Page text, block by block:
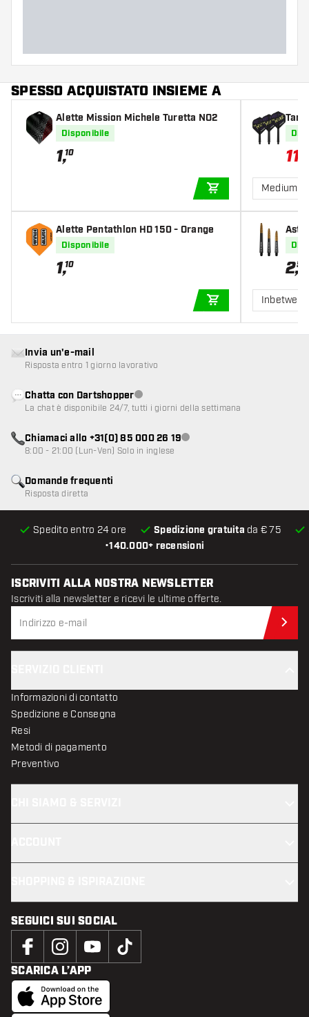
SPESSO ACQUISTATO INSIEME A
Alette Mission Michele Turetta NO2
Disponibile
1,10
AGGIUNGI AL
Alette Pentathlon HD 150 - Orange
Disponibile
1,10
AGGIUNGI AL
11
Medium
2,50
•140.000+ recensioni
Spedito entro 24 ore Spedizione gratuita da € 75
Domande frequenti
Risposta diretta
Invia un'e-mail
Risposta entro 1 giorno lavorativo
Chatta con DartshopperServizio clienti non disponibile
La chat è disponibile 24/7, tutti i giorni della settimana
Chiamaci allo +31(0) 85 000 26 19Servizio clienti non disponibile
8:00 - 21:00 (Lun-Ven) Solo in inglese
ISCRIVITI ALLA NOSTRA NEWSLETTER
Iscriviti alla newsletter e ricevi le ultime offerte.
Informazioni di contatto
Spedizione e Consegna
Resi
Metodi di pagamento
Preventivo
SEGUICI SUI SOCIAL
SCARICA L’APP